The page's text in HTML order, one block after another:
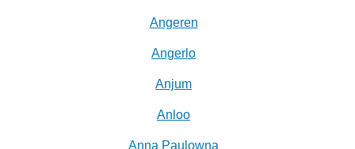
Angeren
Angerlo
Anjum
Anloo
Anna Paulowna